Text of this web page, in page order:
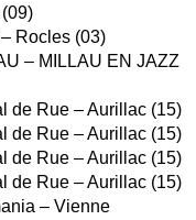
Rocles (03)
– MILLAU EN JAZZ
de Rue – Aurillac (15)
de Rue – Aurillac (15)
de Rue – Aurillac (15)
de Rue – Aurillac (15)
– Vienne